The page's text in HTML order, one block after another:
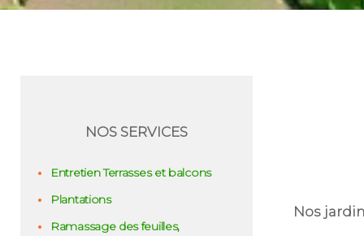
NOS SERVICES
Entretien Terrasses et balcons
Plantations
Ramassage des feuilles,
Nos